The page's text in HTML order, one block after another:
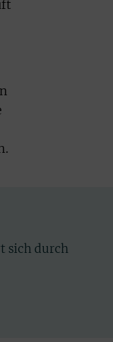
sich durch